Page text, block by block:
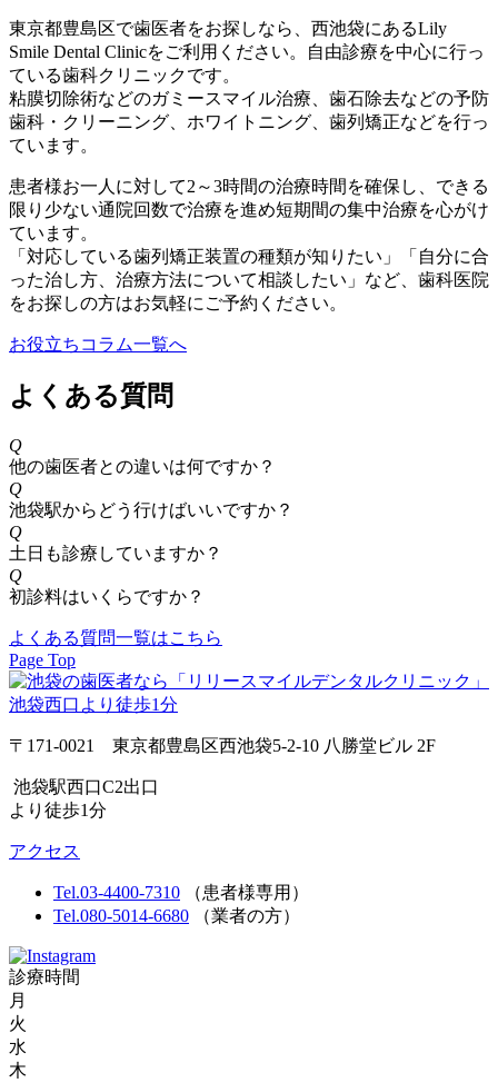
東京都豊島区で歯医者をお探しなら、西池袋にあるLily
Smile Dental Clinicをご利用ください。自由診療を中心に行っ
ている歯科クリニックです。
粘膜切除術などのガミースマイル治療、歯石除去などの予防
歯科・クリーニング、ホワイトニング、歯列矯正などを行っ
ています。
患者様お一人に対して2～3時間の治療時間を確保し、できる
限り少ない通院回数で治療を進め短期間の集中治療を心がけ
ています。
「対応している歯列矯正装置の種類が知りたい」「自分に合
った治し方、治療方法について相談したい」など、歯科医院
をお探しの方はお気軽にご予約ください。
お役立ちコラム一覧へ
よくある質問
Q
他の歯医者との違いは何ですか？
Q
池袋駅からどう行けばいいですか？
Q
土日も診療していますか？
Q
初診料はいくらですか？
よくある質問一覧はこちら
Page Top
〒171-0021 東京都豊島区西池袋5-2-10 八勝堂ビル 2F
池袋駅西口C2出口
より徒歩1分
アクセス
Tel.03-4400-7310
（患者様専用）
Tel.080-5014-6680
（業者の方）
診療時間
月
火
水
木